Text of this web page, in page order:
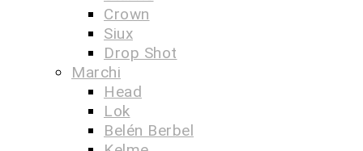
Crown
Siux
Drop Shot
Marchi
Head
Lok
Belén Berbel